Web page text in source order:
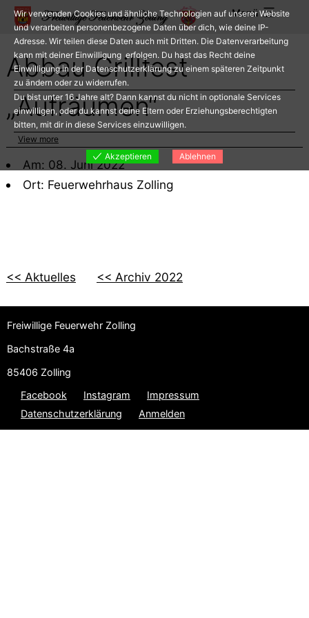
Zum
Inhalt
springen
Menü
Abbau Grillfest
„Aufräumen“
Am: 08. Juni 2022
Ort: Feuerwehrhaus Zolling
<< Aktuelles << Archiv 2022
Freiwillige Feuerwehr Zolling
Bachstraße 4a
85406 Zolling
Facebook
Instagram
Impressum
Datenschutzerklärung
Anmelden
Wir verwenden Cookies und ähnliche Technologien auf unserer Website
und verarbeiten personenbezogene Daten über dich, wie deine IP-
Adresse. Wir teilen diese Daten auch mit Dritten. Die Datenverarbeitung
kann mit deiner Einwilligung erfolgen. Du hast das Recht deine
Einwilligung in der Datenschutzerklärung zu einem späteren Zeitpunkt
zu ändern oder zu widerrufen.
Du bist unter 16 Jahre alt? Dann kannst du nicht in optionale Services
einwilligen, oder du kannst deine Eltern oder Erziehungsberechtigten
bitten, mit dir in diese Services einzuwilligen.
View more
Akzeptieren
Ablehnen